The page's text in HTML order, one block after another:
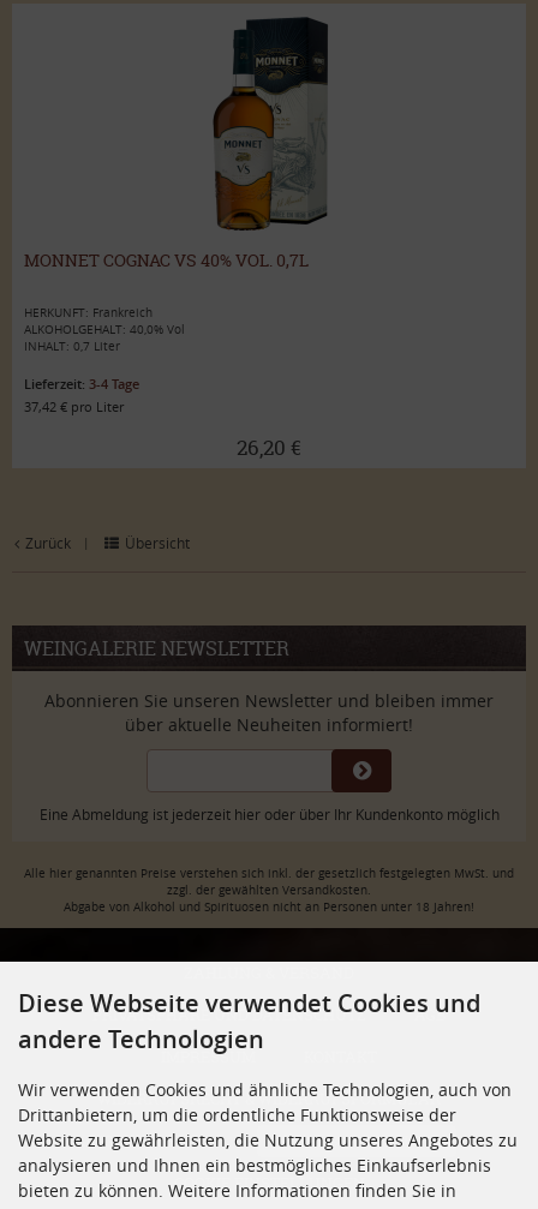
MONNET COGNAC VS 40% VOL. 0,7L
HERKUNFT: Frankreich
ALKOHOLGEHALT: 40,0% Vol
INHALT: 0,7 Liter
Lieferzeit: 3-4 Tage
37,42 € pro Liter
26,20 €
Zurück | Übersicht
WEINGALERIE NEWSLETTER
Abonnieren Sie unseren Newsletter und bleiben immer
über aktuelle Neuheiten informiert!
Eine Abmeldung ist jederzeit hier oder über Ihr Kundenkonto möglich
Alle hier genannten Preise verstehen sich inkl. der gesetzlich festgelegten MwSt. und
zzgl. der gewählten Versandkosten.
Abgabe von Alkohol und Spirituosen nicht an Personen unter 18 Jahren!
PRIVATSPHÄRE UND DATENSCHUTZ
AGB
IMPRESSUM
WIDERRUFSRECHT & WIDERRUFSFORMULAR
JUGENDSCHUTZ
VERTRAG WIDERRUFEN
COOKIE EINSTELLUNGEN
Diese Webseite verwendet Cookies und
andere Technologien
Wir verwenden Cookies und ähnliche Technologien, auch von
Drittanbietern, um die ordentliche Funktionsweise der
Website zu gewährleisten, die Nutzung unseres Angebotes zu
analysieren und Ihnen ein bestmögliches Einkaufserlebnis
bieten zu können. Weitere Informationen finden Sie in